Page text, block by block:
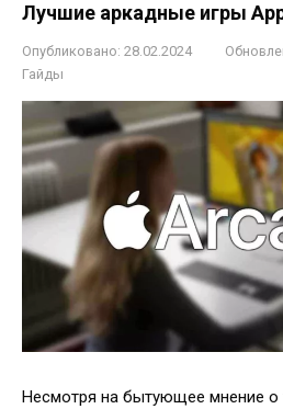
Лучшие аркадные игры
Опубликовано: 28.02.2024
Гайды
Несмотря на бытующее мнение